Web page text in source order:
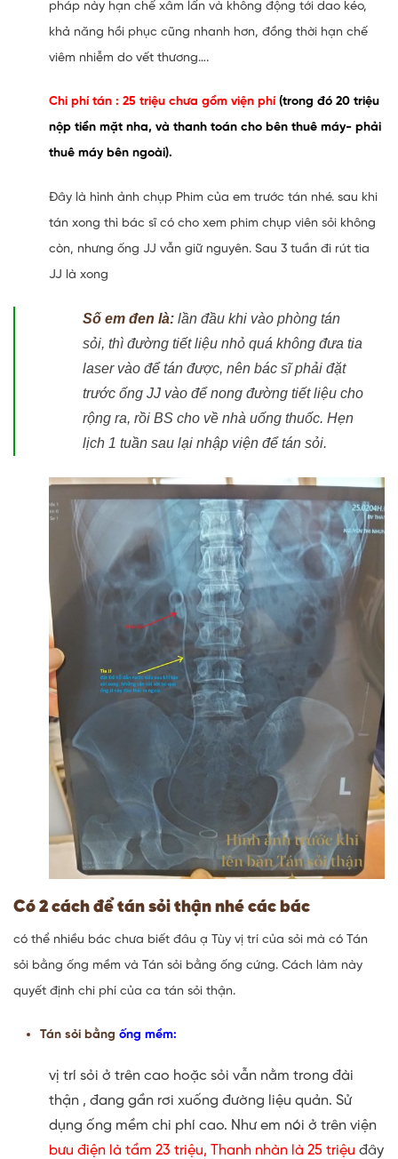
pháp này hạn chế xâm lấn và không động tới dao kéo,
khả năng hồi phục cũng nhanh hơn, đồng thời hạn chế
viêm nhiễm do vết thương….
Chi phí tán : 25 triệu chưa gồm viện phí (trong đó 20 triệu
nộp tiền mặt nha, và thanh toán cho bên thuê máy- phải
thuê máy bên ngoài).
Đây là hình ảnh chụp Phim của em trước tán nhé. sau khi
tán xong thì bác sĩ có cho xem phim chụp viên sỏi không
còn, nhưng ống JJ vẫn giữ nguyên. Sau 3 tuần đi rút tia
JJ là xong
Số em đen là: lần đầu khi vào phòng tán
sỏi, thì đường tiết liệu nhỏ quá không đưa tia
laser vào để tán được, nên bác sĩ phải đặt
trước ống JJ vào để nong đường tiết liệu cho
rộng ra, rồi BS cho về nhà uống thuốc. Hẹn
lịch 1 tuần sau lại nhập viện để tán sỏi.
Có 2 cách để tán sỏi thận nhé các bác
có thể nhiều bác chưa biết đâu ạ Tùy vị trí của sỏi mà có Tán
sỏi bằng ống mềm và Tán sỏi bằng ống cứng. Cách làm này
quyết định chi phí của ca tán sỏi thận.
Tán sỏi bằng ống mềm:
vị trí sỏi ở trên cao hoặc sỏi vẫn nằm trong đài
thận , đang gần rơi xuống đường liệu quản. Sử
dụng ống mềm chi phí cao. Như em nói ở trên viện
bưu điện là tầm 23 triệu, Thanh nhàn là 25 triệu đây